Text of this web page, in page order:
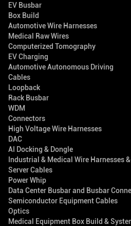
EV Busbar
Box Build
Automotive Wire Harnesses
Medical Raw Wires
Computerized Tomography
EV Charging
Automotive Autonomous Driving
Cables
Loopback
Rack Busbar
WDM
Connectors
High Voltage Wire Harnesses
DAC
AI Docking & Dongle
Industrial & Medical Wire Harnesses
Server Cables
Power Whip
Data Center Busbar and Busbar
Semiconductor Equipment Cables
Optics
Medical Equipment Box Build &